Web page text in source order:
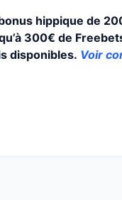
hippique de
300€ de
disponibles. Voir